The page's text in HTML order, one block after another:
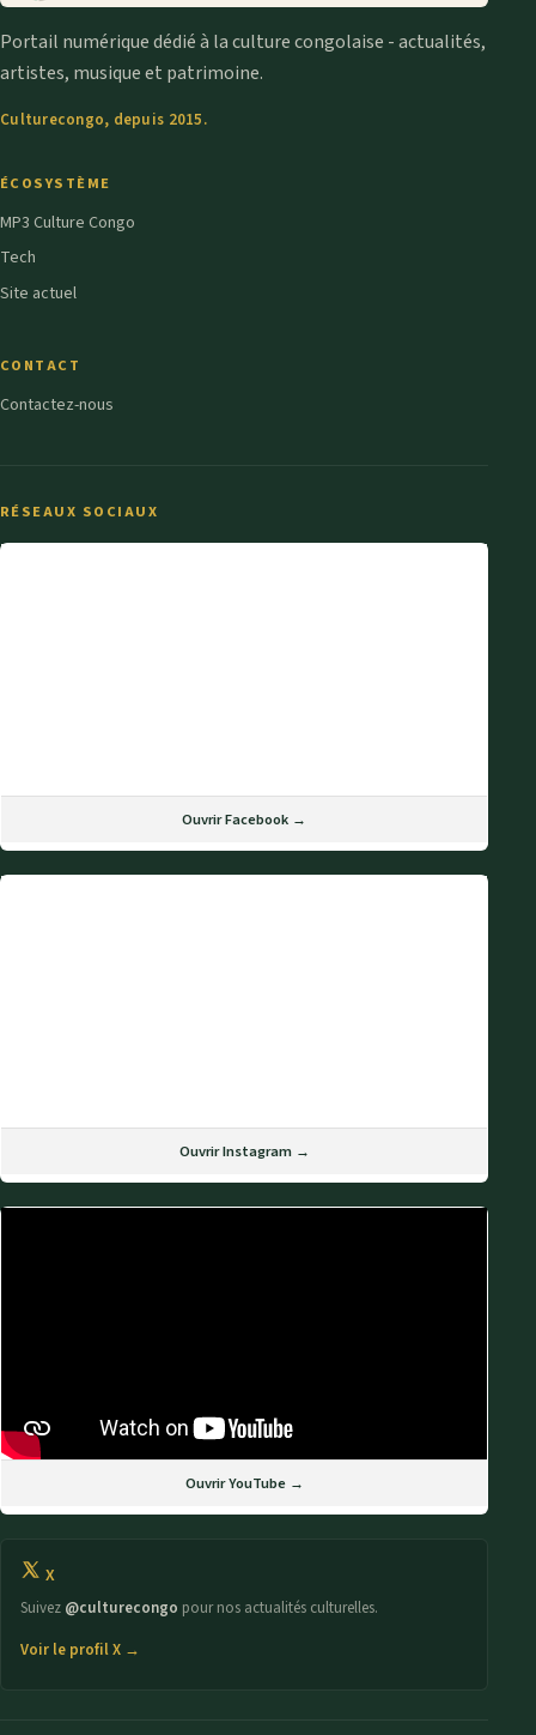
Portail numérique dédié à la culture congolaise - actualités,
artistes, musique et patrimoine.
Culturecongo, depuis 2015.
ÉCOSYSTÈME
MP3 Culture Congo
Tech
Site actuel
CONTACT
Contactez-nous
RÉSEAUX SOCIAUX
Ouvrir Facebook →
Ouvrir Instagram →
Ouvrir YouTube →
X
Suivez @culturecongo pour nos actualités culturelles.
Voir le profil X →